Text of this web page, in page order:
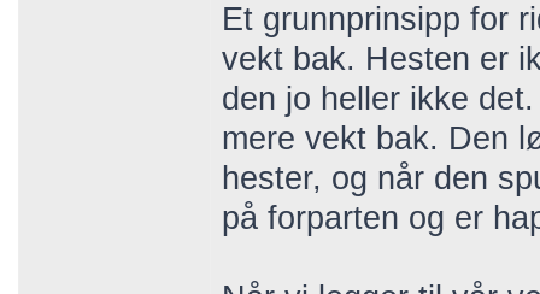
Et grunnprinsipp for
vekt bak. Hesten er
den jo heller ikke
mere vekt bak. Den
hester, og når den
på forparten og er